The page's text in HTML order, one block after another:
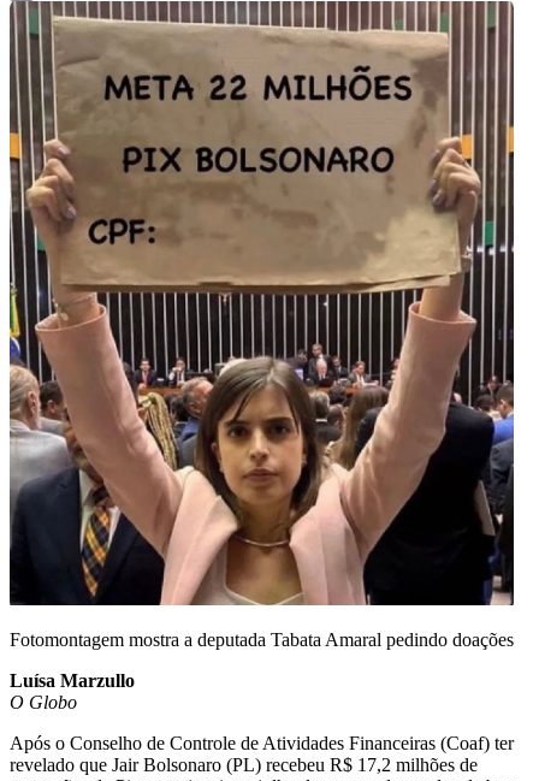
Email
Fotomontagem mostra a deputada Tabata Amaral pedindo doações
Luísa Marzullo
O Globo
Após o Conselho de Controle de Atividades Financeiras (Coaf) ter
revelado que Jair Bolsonaro (PL) recebeu R$ 17,2 milhões de